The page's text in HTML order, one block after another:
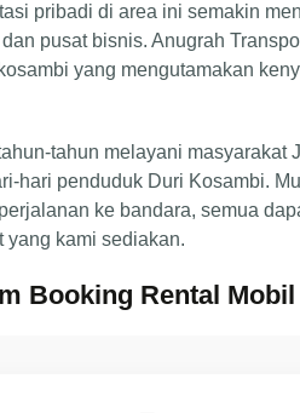
pribadi di area ini semakin
pusat bisnis. Anugrah
yang mengutamakan
tahun melayani masyarakat
hari penduduk Duri Kosambi.
ke bandara, semua
yang kami sediakan.
Booking Rental